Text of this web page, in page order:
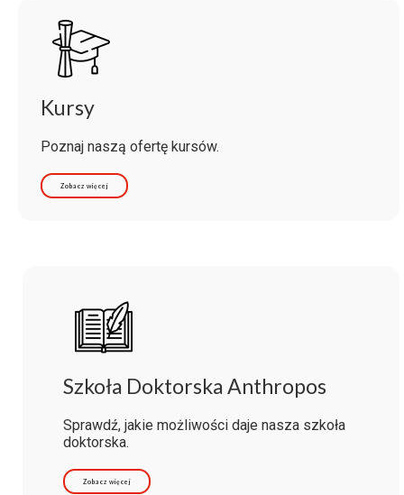
Kursy
Poznaj naszą ofertę kursów.
Zobacz więcej
Szkoła Doktorska Anthropos
Sprawdź, jakie możliwości daje nasza szkoła
doktorska.
Zobacz więcej